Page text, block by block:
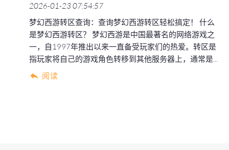
2026-01-23 07:54:57
梦幻西游转区查询：查询梦幻西游转区轻松搞定！ 什么
是梦幻西游转区？ 梦幻西游是中国最著名的网络游戏之
一，自1997年推出以来一直备受玩家们的热爱。转区是
指玩家将自己的游戏角色转移到其他服务器上，通常是...
阅读